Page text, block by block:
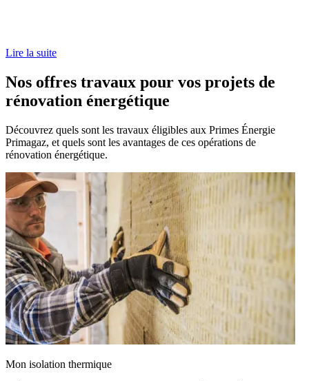
Lire la suite
Nos offres travaux pour vos projets de
rénovation énergétique
Découvrez quels sont les travaux éligibles aux Primes Énergie
Primagaz, et quels sont les avantages de ces opérations de
rénovation énergétique.
Mon isolation thermique